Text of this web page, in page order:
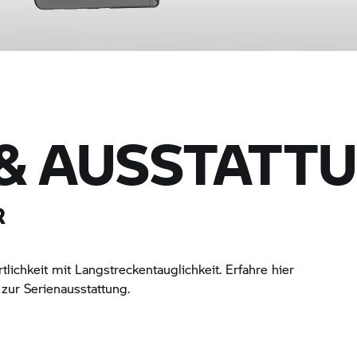
mit Langstreckentauglichkeit. Erfahre hier
Serienausstattung.